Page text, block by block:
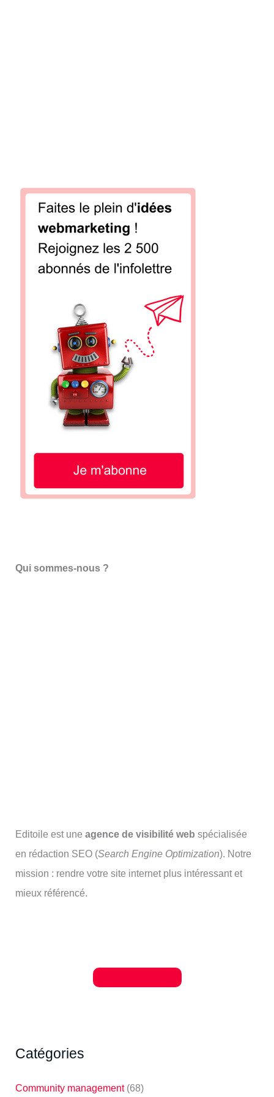
Qui sommes-nous ?
Editoile est uneagence de visibilité web spécialisée
en rédaction SEO (Search Engine Optimization). Notre
mission : rendre votre site internet plus intéressant et
mieux référencé.
Catégories
Community management(68)